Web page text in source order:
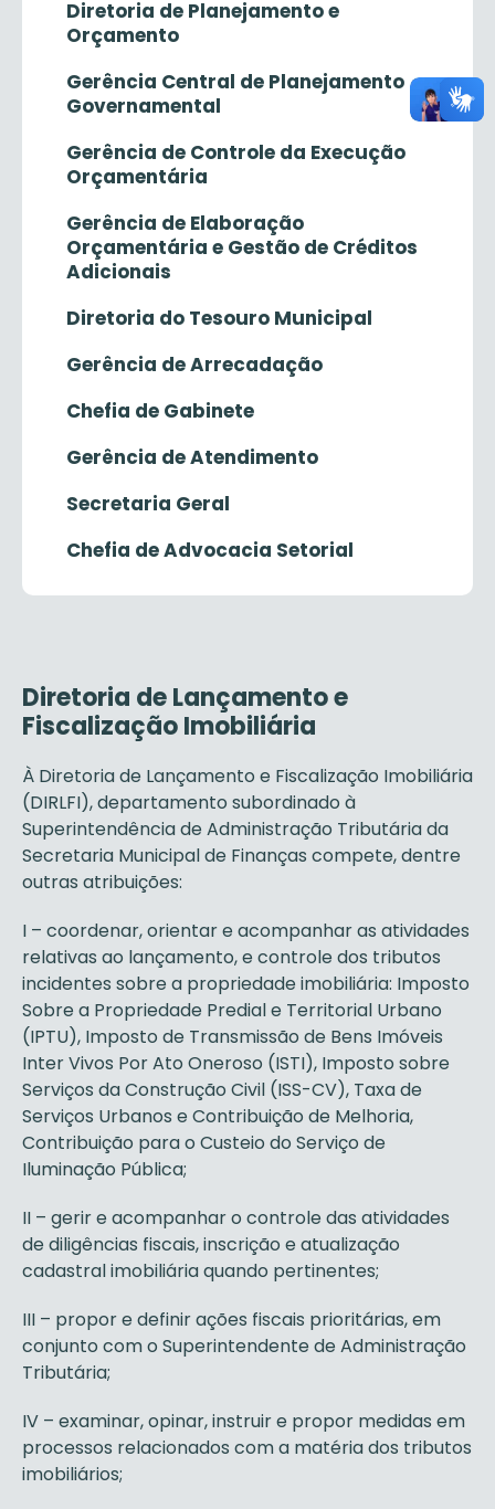
Diretoria de Planejamento e
Orçamento
Gerência Central de Planejamento
Governamental
Gerência de Controle da Execução
Orçamentária
Gerência de Elaboração
Orçamentária e Gestão de Créditos
Adicionais
Diretoria do Tesouro Municipal
Gerência de Arrecadação
Chefia de Gabinete
Gerência de Atendimento
Secretaria Geral
Chefia de Advocacia Setorial
Diretoria de Lançamento e
Fiscalização Imobiliária
À Diretoria de Lançamento e Fiscalização Imobiliária
(DIRLFI), departamento subordinado à
Superintendência de Administração Tributária da
Secretaria Municipal de Finanças compete, dentre
outras atribuições:
I – coordenar, orientar e acompanhar as atividades
relativas ao lançamento, e controle dos tributos
incidentes sobre a propriedade imobiliária: Imposto
Sobre a Propriedade Predial e Territorial Urbano
(IPTU), Imposto de Transmissão de Bens Imóveis
Inter Vivos Por Ato Oneroso (ISTI), Imposto sobre
Serviços da Construção Civil (ISS-CV), Taxa de
Serviços Urbanos e Contribuição de Melhoria,
Contribuição para o Custeio do Serviço de
Iluminação Pública;
II – gerir e acompanhar o controle das atividades
de diligências fiscais, inscrição e atualização
cadastral imobiliária quando pertinentes;
III – propor e definir ações fiscais prioritárias, em
conjunto com o Superintendente de Administração
Tributária;
IV – examinar, opinar, instruir e propor medidas em
processos relacionados com a matéria dos tributos
imobiliários;